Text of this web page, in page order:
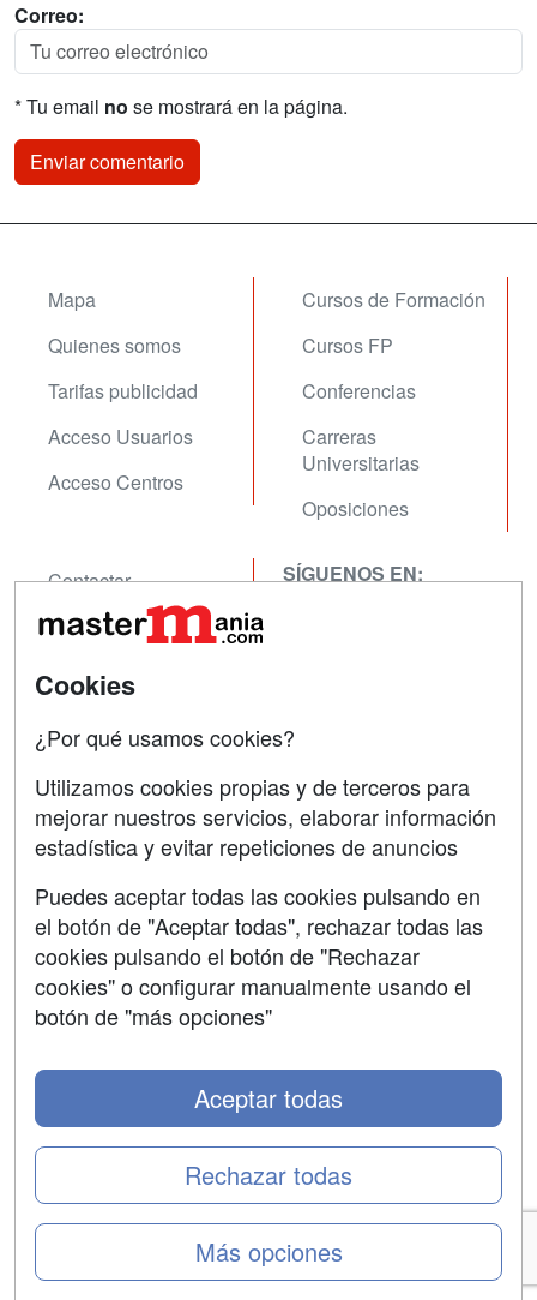
Correo:
* Tu email no se mostrará en la página.
Mapa
Quienes somos
Tarifas publicidad
Acceso Usuarios
Acceso Centros
Cursos de Formación
Cursos FP
Conferencias
Carreras
Universitarias
Oposiciones
Contactar
Confidencialidad
Aviso legal
SÍGUENOS EN:
Grupo formazion:
Copyright 2000-2026 Formazion Web, S.L. - Calle
Fermín Caballero, 62 - 28034 Madrid Tel: 91 533 70 78
Cookies
¿Por qué usamos cookies?
Utilizamos cookies propias y de terceros para
mejorar nuestros servicios, elaborar información
estadística y evitar repeticiones de anuncios
Puedes aceptar todas las cookies pulsando en
el botón de "Aceptar todas", rechazar todas las
cookies pulsando el botón de "Rechazar
cookies" o configurar manualmente usando el
botón de "más opciones"
Más opciones
Rechazar todas
Aceptar todas